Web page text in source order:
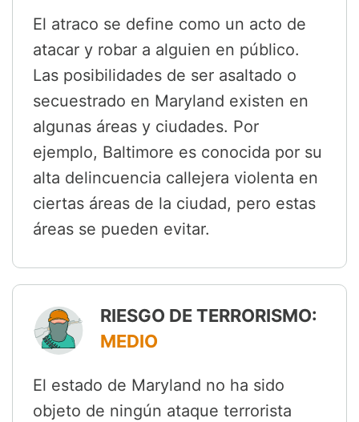
El atraco se define como un acto de
atacar y robar a alguien en público.
Las posibilidades de ser asaltado o
secuestrado en Maryland existen en
algunas áreas y ciudades. Por
ejemplo, Baltimore es conocida por su
alta delincuencia callejera violenta en
ciertas áreas de la ciudad, pero estas
áreas se pueden evitar.
RIESGO DE TERRORISMO:
MEDIO
El estado de Maryland no ha sido
objeto de ningún ataque terrorista